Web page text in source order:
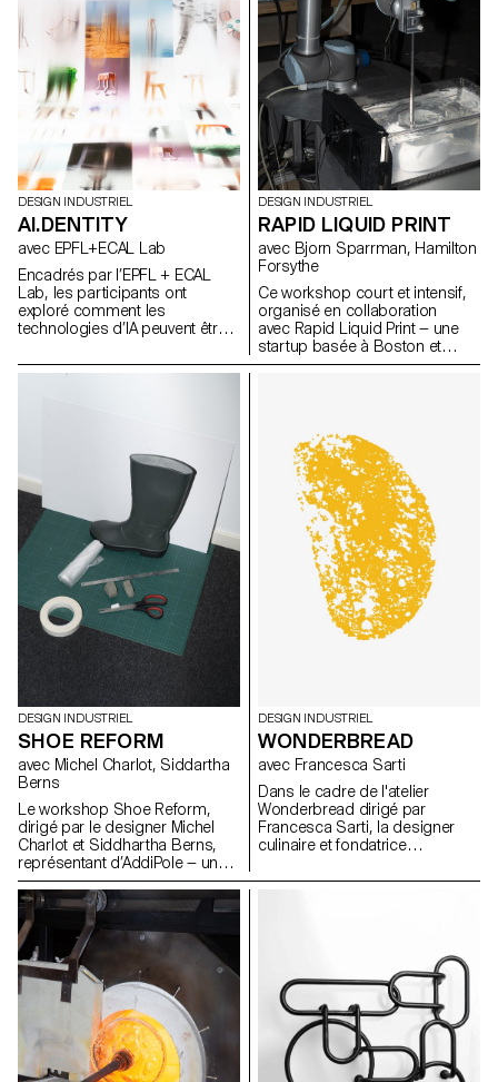
DESIGN INDUSTRIEL
AI.DENTITY
avec EPFL+ECAL Lab
Encadrés par l’EPFL + ECAL
Lab, les participants ont
exploré comment les
technologies d’IA peuvent être
produits pour améliorer la
fondements théoriques de l’IA
tout en expérimentant des
applications pratiques à travers
divers cas d’usage.
DESIGN INDUSTRIEL
RAPID LIQUID PRINT
avec Bjorn Sparrman, Hamilton
Forsythe
Ce workshop court et intensif,
organisé en collaboration
avec Rapid Liquid Print — une
startup basée à Boston et
issue du Self-Assembly Lab du
manière à la fois technique et
poétique ce qu’est une courbe,
une surface ou un volume
épaissi lorsqu’il passe du
monde numérique à la réalité
physique.
DESIGN INDUSTRIEL
SHOE REFORM
avec Michel Charlot, Siddartha
Berns
Le workshop Shoe Reform,
dirigé par le designer Michel
Charlot et Siddhartha Berns,
représentant d’AddiPole — un
hub dédié au reverse
engineering et à la fabrication
additive — a rassemblé les
étudiant·e·s autour d’une
exploration innovante des
technologies de numérisation
3D, en collaboration avec le
Technopôle Sainte-Croix.
DESIGN INDUSTRIEL
WONDERBREAD
avec Francesca Sarti
Dans le cadre de l'atelier
Wonderbread dirigé par
Francesca Sarti, la designer
culinaire et fondatrice
étudiants BA design industriel
d'imaginer de nouveaux pains